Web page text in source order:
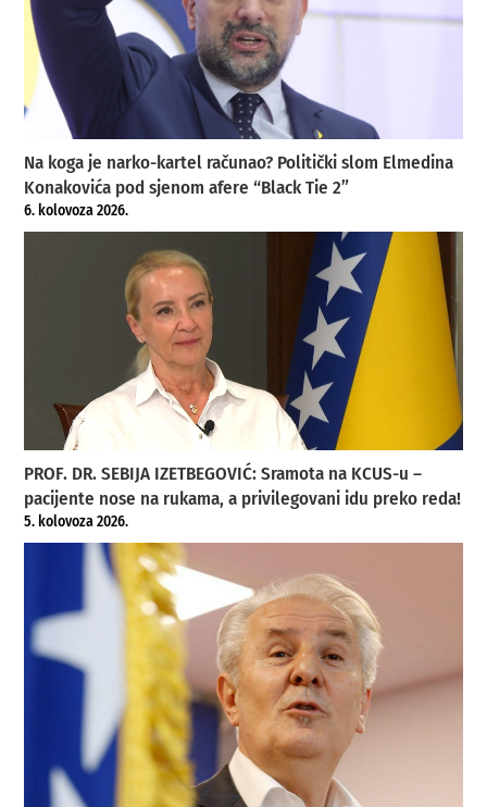
Na koga je narko-kartel računao? Politički slom Elmedina
Konakovića pod sjenom afere “Black Tie 2”
6. kolovoza 2026.
PROF. DR. SEBIJA IZETBEGOVIĆ: Sramota na KCUS-u –
pacijente nose na rukama, a privilegovani idu preko reda!
5. kolovoza 2026.